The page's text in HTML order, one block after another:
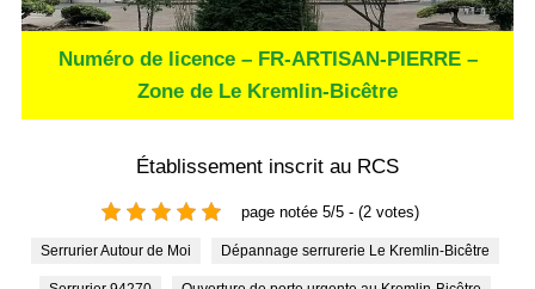
Numéro de licence – FR-ARTISAN-PIERRE –
Zone de Le Kremlin-Bicêtre
Établissement inscrit au RCS
page notée 5/5 - (2 votes)
Serrurier Autour de Moi Dépannage serrurerie Le Kremlin-Bicêtre